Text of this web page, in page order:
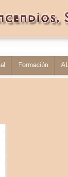
Formación